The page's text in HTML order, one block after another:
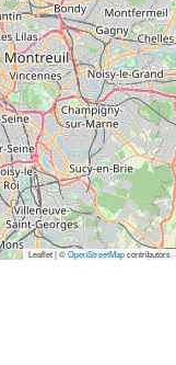
Leaflet | ©OpenStreetMapcontributors